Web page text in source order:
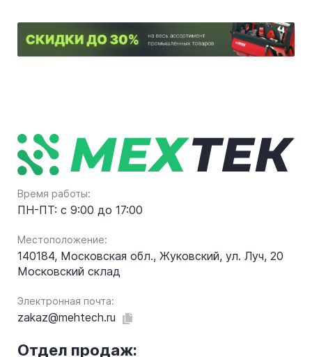
Время работы:
ПН-ПТ: с 9:00 до 17:00
Местоположение:
140184, Московская обл., Жуковский, ул. Луч, 20
Московский склад
Электронная почта:
zakaz@mehtech.ru
Отдел продаж: